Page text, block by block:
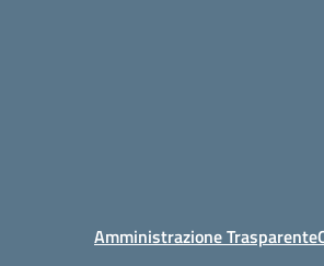
Amministrazione Trasparente